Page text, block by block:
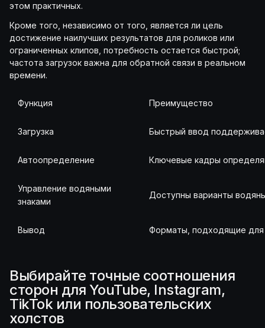
этом практичных.
Кроме того, независимо от того, является ли цель
достижение наилучших результатов для роликов или
ограниченных клипов, потребность остается быстрой;
частота загрузок важна для обратной связи в реальном
времени.
Функция Преимущество
Загрузка Быстрый ввод
Автоопределение Ключевые кадры
Управление водяными
знаками
Доступны варианты
Вывод Форматы, подходящие для
Выбирайте точные соотношения
сторон для YouTube, Instagram,
TikTok или пользовательских
холстов